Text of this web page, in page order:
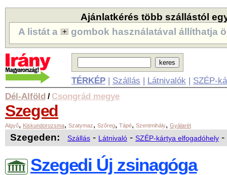
Ajánlatkérés több szállástól
A listát a
gombok használatával állíthatja
TÉRKÉP| Szállás | Látnivalók | SZÉP-
Dél-Alföld / Csongrád megye
Szeged
Algyő, Kiskundorozsma, Szatymaz, Szőreg, Tápé, Szentmihály, Gyálarét
Szegeden: Szállás - Látnivaló - SZÉP-kártya elfogadóhely -
Szegedi Új zsinagóga